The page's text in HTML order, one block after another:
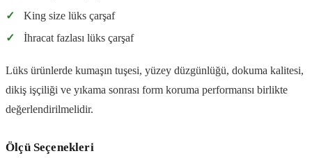
✓
King size lüks çarşaf
✓
İhracat fazlası lüks çarşaf
Lüks ürünlerde kumaşın tuşesi, yüzey düzgünlüğü, dokuma kalitesi,
dikiş işçiliği ve yıkama sonrası form koruma performansı birlikte
değerlendirilmelidir.
Ölçü Seçenekleri